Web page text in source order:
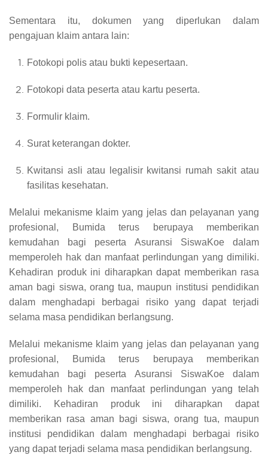
Sementara itu, dokumen yang diperlukan dalam
pengajuan klaim antara lain:
Fotokopi polis atau bukti kepesertaan.
Fotokopi data peserta atau kartu peserta.
Formulir klaim.
Surat keterangan dokter.
Kwitansi asli atau legalisir kwitansi rumah sakit atau
fasilitas kesehatan.
Melalui mekanisme klaim yang jelas dan pelayanan yang
profesional, Bumida terus berupaya memberikan
kemudahan bagi peserta Asuransi SiswaKoe dalam
memperoleh hak dan manfaat perlindungan yang dimiliki.
Kehadiran produk ini diharapkan dapat memberikan rasa
aman bagi siswa, orang tua, maupun institusi pendidikan
dalam menghadapi berbagai risiko yang dapat terjadi
selama masa pendidikan berlangsung.
Melalui mekanisme klaim yang jelas dan pelayanan yang
profesional, Bumida terus berupaya memberikan
kemudahan bagi peserta Asuransi SiswaKoe dalam
memperoleh hak dan manfaat perlindungan yang telah
dimiliki. Kehadiran produk ini diharapkan dapat
memberikan rasa aman bagi siswa, orang tua, maupun
institusi pendidikan dalam menghadapi berbagai risiko
yang dapat terjadi selama masa pendidikan berlangsung.